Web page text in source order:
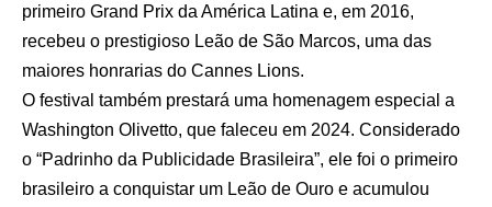
primeiro Grand Prix da América Latina e, em 2016,
recebeu o prestigioso Leão de São Marcos, uma das
maiores honrarias do Cannes Lions.
O festival também prestará uma homenagem especial a
Washington Olivetto, que faleceu em 2024. Considerado
o “Padrinho da Publicidade Brasileira”, ele foi o primeiro
brasileiro a conquistar um Leão de Ouro e acumulou